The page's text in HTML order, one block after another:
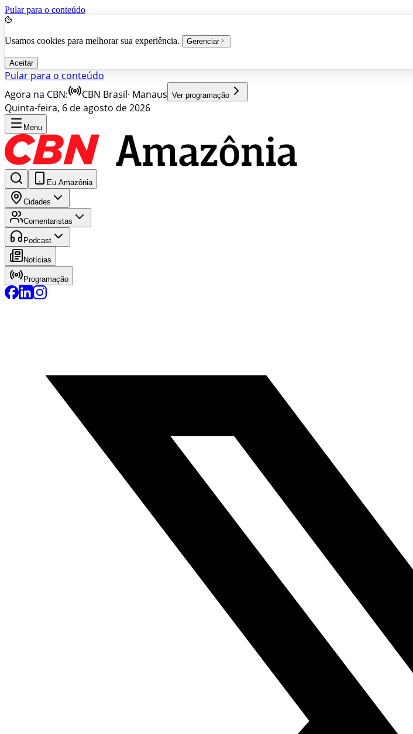
Pular para o conteúdo
Usamos cookies para melhorar sua experiência. Gerenciar
Aceitar
Pular para o conteúdo
Agora na CBN:
CBN Brasil· Manaus Ver programação
Quinta-feira, 6 de agosto de 2026
Menu
Eu Amazônia
Cidades
Comentaristas
Podcast
Notícias
Programação